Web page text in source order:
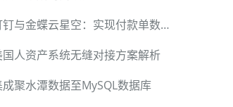
高效集成钉钉与金蝶云星空：实现付款单数据推送
人资产系统无缝对接方案解析
聚水潭数据至MySQL数据库